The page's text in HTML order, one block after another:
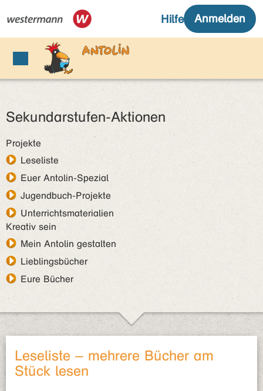
Sekundarstufen-Aktionen
Projekte
Leseliste
Euer Antolin-Spezial
Jugendbuch-Projekte
Unterrichtsmaterialien
Kreativ sein
Mein Antolin gestalten
Lieblingsbücher
Eure Bücher
Leseliste – mehrere Bücher am
Stück lesen